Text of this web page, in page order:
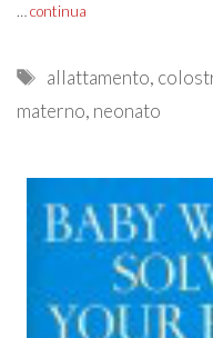
… continua
Tags
allattamento,
materno, neonato